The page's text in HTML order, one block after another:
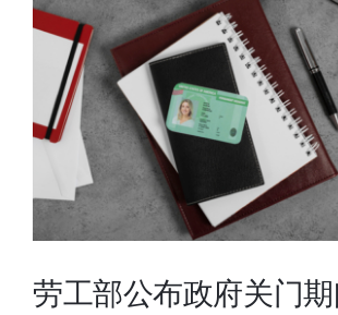
Attorneys
Legal Services
Media
劳工部公布政府关门